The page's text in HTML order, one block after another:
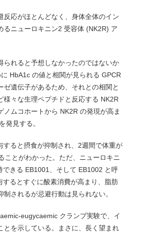
応がほとんどなく、身体全体のイン
るニューロキニン2 受容体 (NK2R) ア
られると予想しなかったのではないか
HbA1c の値と相関が見られる GPCR
遺伝子があるため、それとの相関と
様々な生理ペプチドと反応する NK2R
ムコホートから NK2R の発現が高ま
発見する。
ると摂食が抑制され、2週間で体重が
ことがわかった。ただ、ニューロキニ
きる EB1001、そして EB1002 と呼
るとすぐに酸素消費が高まり、脂肪
されるが忌避行動は見られない。
eugycaemic クランプ実験で、イ
とを示している。まさに、長く望まれ